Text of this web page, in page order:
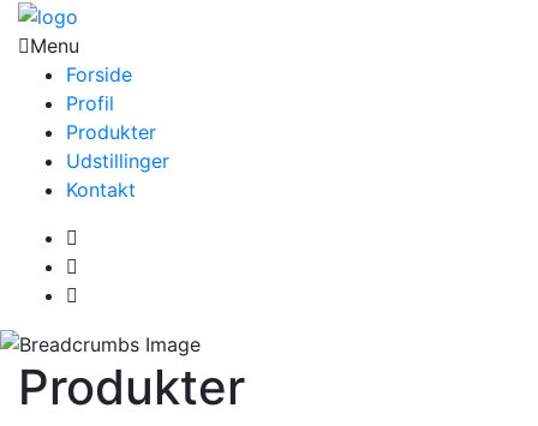
Menu
Forside
Profil
Produkter
Udstillinger
Kontakt
Produkter